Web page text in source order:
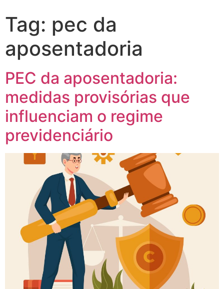
Tag: pec da
aposentadoria
PEC da aposentadoria:
medidas provisórias que
influenciam o regime
previdenciário